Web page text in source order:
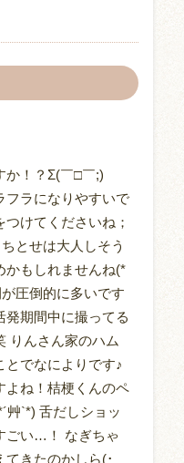
か！？Σ(￣□￣;)
フラになりやすいで
けてくださいね；
とせは大人しそう
かもしれませんね(*
圧倒的に多いです
発期間中に撮ってる
りんさん家のハム
とでなによりです♪
よね！桔梗くんのペ
艸`*) 舌だしショッ
ごい…！ なぎちゃ
てきたのかしら(･